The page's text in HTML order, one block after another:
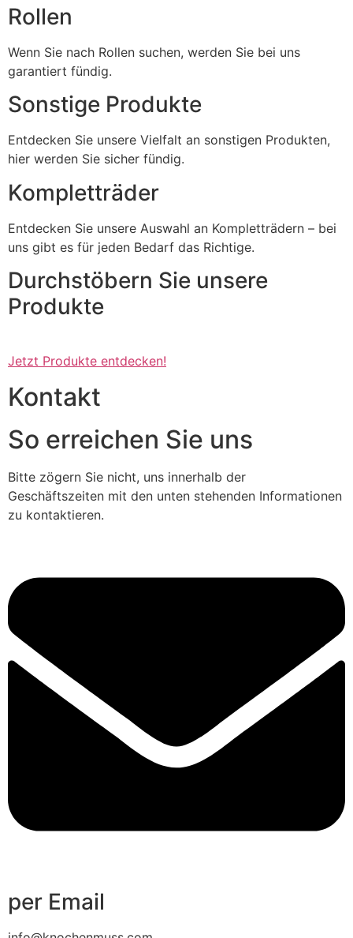
Rollen
Wenn Sie nach Rollen suchen, werden Sie bei uns
garantiert fündig.
Sonstige Produkte
Entdecken Sie unsere Vielfalt an sonstigen Produkten,
hier werden Sie sicher fündig.
Kompletträder
Entdecken Sie unsere Auswahl an Kompletträdern – bei
uns gibt es für jeden Bedarf das Richtige.
Durchstöbern Sie unsere
Produkte
Jetzt Produkte entdecken!
Kontakt
So erreichen Sie uns
Bitte zögern Sie nicht, uns innerhalb der
Geschäftszeiten mit den unten stehenden Informationen
zu kontaktieren.
per Email